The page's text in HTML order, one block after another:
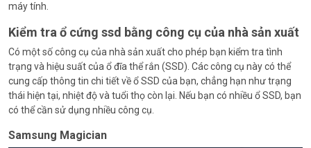
máy tính.
Kiểm tra ổ cứng ssd bằng công cụ của nhà sản xuất
Có một số công cụ của nhà sản xuất cho phép bạn kiểm tra tình
trạng và hiệu suất của ổ đĩa thể rắn (SSD). Các công cụ này có thể
cung cấp thông tin chi tiết về ổ SSD của bạn, chẳng hạn như trạng
thái hiện tại, nhiệt độ và tuổi thọ còn lại. Nếu bạn có nhiều ổ SSD, bạn
có thể cần sử dụng nhiều công cụ.
Samsung Magician